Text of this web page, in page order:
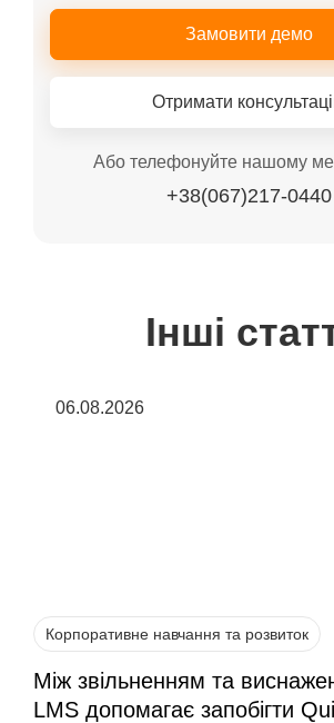
Замовити демо
Отримати
Або телефонуйте нашому
+38(067)217-0440
Інші
06.08.2026
Корпоративне навчання та розвиток
Між звільненням та
LMS допомагає запобігти